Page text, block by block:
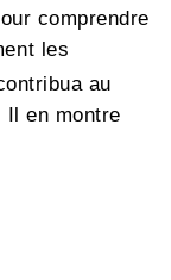
comprendre
les
au
Il en montre